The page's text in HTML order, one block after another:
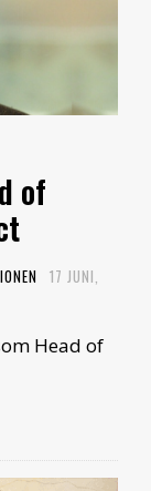
of
17 JUNI,
Head of